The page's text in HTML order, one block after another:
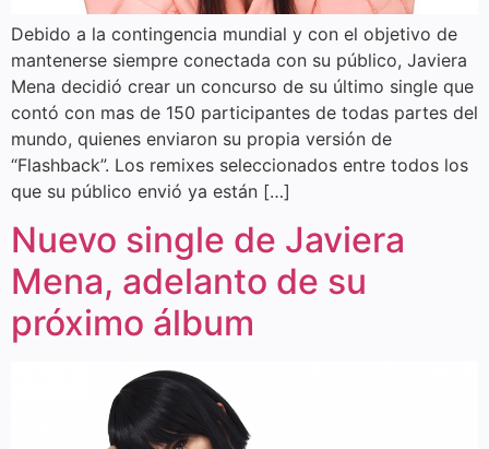
Debido a la contingencia mundial y con el objetivo de
mantenerse siempre conectada con su público, Javiera
Mena decidió crear un concurso de su último single que
contó con mas de 150 participantes de todas partes del
mundo, quienes enviaron su propia versión de
“Flashback”. Los remixes seleccionados entre todos los
que su público envió ya están […]
Nuevo single de Javiera
Mena, adelanto de su
próximo álbum